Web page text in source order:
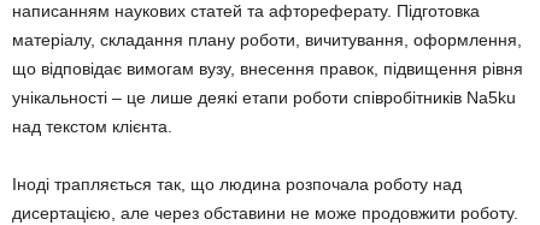
написанням наукових статей та афтореферату. Підготовка
матеріалу, складання плану роботи, вичитування, оформлення,
що відповідає вимогам вузу, внесення правок, підвищення рівня
унікальності – це лише деякі етапи роботи співробітників Na5ku
над текстом клієнта.
Іноді трапляється так, що людина розпочала роботу над
дисертацією, але через обставини не може продовжити роботу.